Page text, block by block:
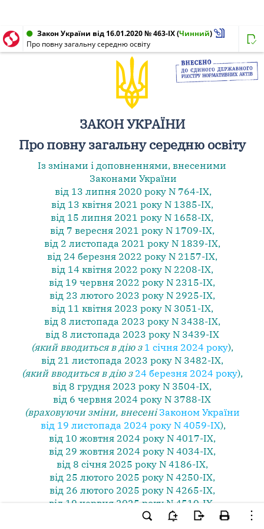
Закон України від 16.01.2020 № 463-IX(Чинний)
Про повну загальну середню освіту